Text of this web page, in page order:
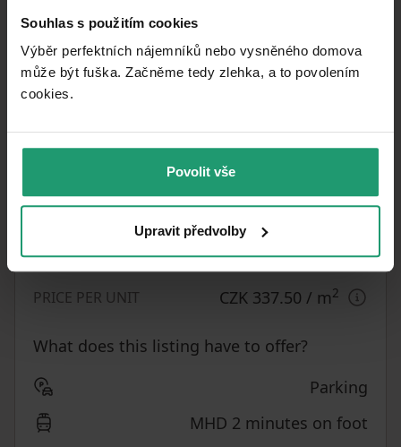
Souhlas s použitím cookies
Výběr perfektních nájemníků nebo vysněného domova
může být fuška. Začněme tedy zlehka, a to povolením
cookies.​
Povolit vše
Upravit předvolby
EPC
economical
USABLE AREA 40m²
LAYOUT 1 bedroom
LOCATION Quiet area
PRICE PER UNIT CZK 337.50 / m2
What does this listing have to offer?
Parking
MHD 2 minutes on foot